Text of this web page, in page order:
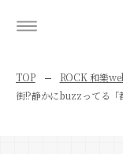
TOP ROCK 和樂
街!?静かにbuzzってる「